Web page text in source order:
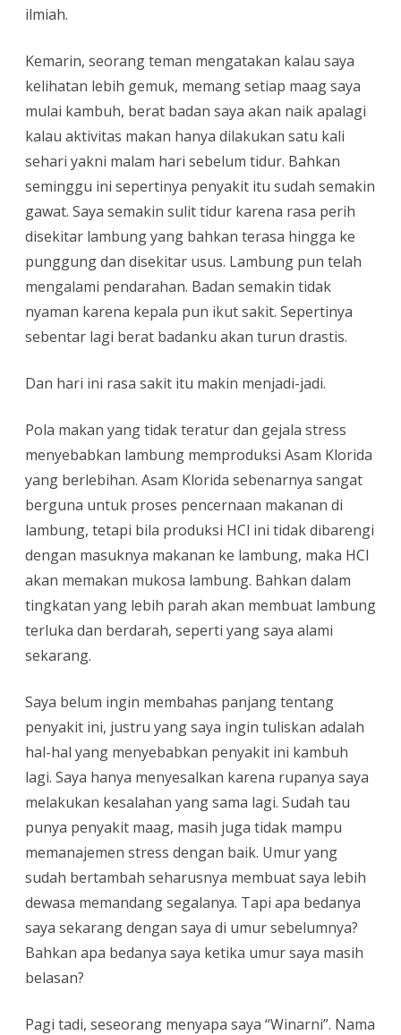
ilmiah.
Kemarin, seorang teman mengatakan kalau saya
kelihatan lebih gemuk, memang setiap maag saya
mulai kambuh, berat badan saya akan naik apalagi
kalau aktivitas makan hanya dilakukan satu kali
sehari yakni malam hari sebelum tidur. Bahkan
seminggu ini sepertinya penyakit itu sudah semakin
gawat. Saya semakin sulit tidur karena rasa perih
disekitar lambung yang bahkan terasa hingga ke
punggung dan disekitar usus. Lambung pun telah
mengalami pendarahan. Badan semakin tidak
nyaman karena kepala pun ikut sakit. Sepertinya
sebentar lagi berat badanku akan turun drastis.
Dan hari ini rasa sakit itu makin menjadi-jadi.
Pola makan yang tidak teratur dan gejala stress
menyebabkan lambung memproduksi Asam Klorida
yang berlebihan. Asam Klorida sebenarnya sangat
berguna untuk proses pencernaan makanan di
lambung, tetapi bila produksi HCl ini tidak dibarengi
dengan masuknya makanan ke lambung, maka HCl
akan memakan mukosa lambung. Bahkan dalam
tingkatan yang lebih parah akan membuat lambung
terluka dan berdarah, seperti yang saya alami
sekarang.
Saya belum ingin membahas panjang tentang
penyakit ini, justru yang saya ingin tuliskan adalah
hal-hal yang menyebabkan penyakit ini kambuh
lagi. Saya hanya menyesalkan karena rupanya saya
melakukan kesalahan yang sama lagi. Sudah tau
punya penyakit maag, masih juga tidak mampu
memanajemen stress dengan baik. Umur yang
sudah bertambah seharusnya membuat saya lebih
dewasa memandang segalanya. Tapi apa bedanya
saya sekarang dengan saya di umur sebelumnya?
Bahkan apa bedanya saya ketika umur saya masih
belasan?
Pagi tadi, seseorang menyapa saya “Winarni”. Nama